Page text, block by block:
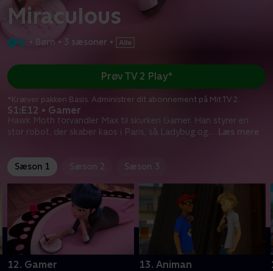
Miraculous
• Børn • 3 sæsoner •
S1:E12 • Gamer
Hawk Moth forvandler Max til skurken Gamer. Han styrer en
stor robot, der skaber kaos i Paris, så Ladybug og
Læs mere
Prøv TV 2 Play*
*Kræver pakken Basis. Administrer dit abonnement på Mit TV 2.
Sæson 1 Sæson 2 Sæson 3
12. Gamer 13. Animan